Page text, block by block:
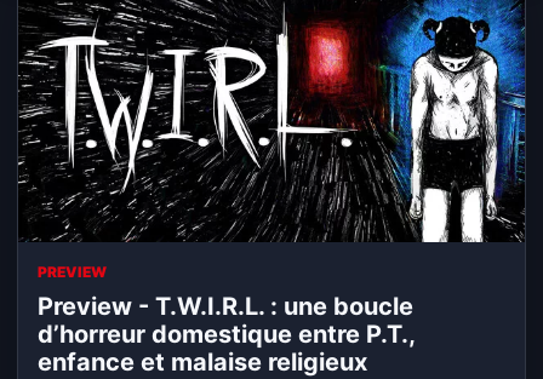
PREVIEW
Preview - T.W.I.R.L. : une boucle
d’horreur domestique entre P.T.,
enfance et malaise religieux